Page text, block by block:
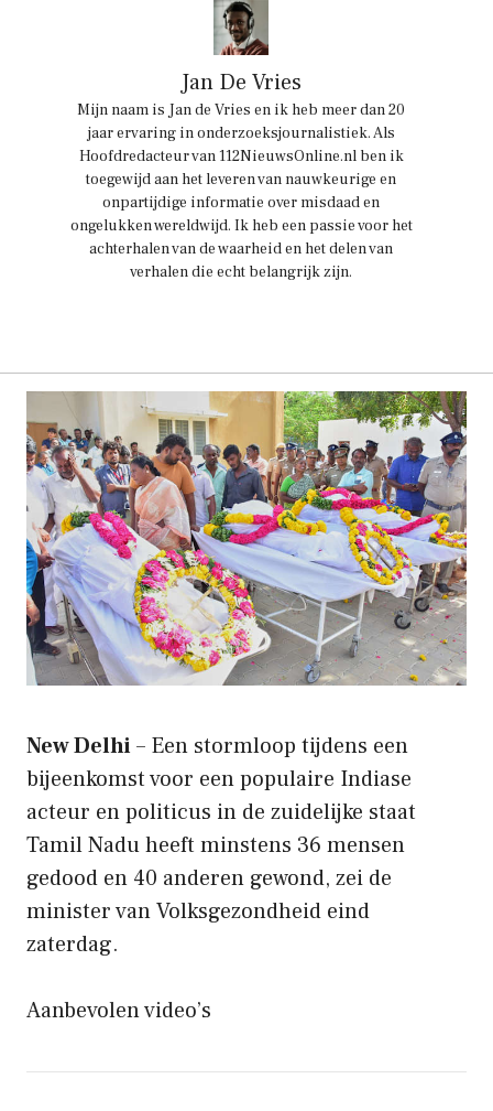
Jan De Vries
Mijn naam is Jan de Vries en ik heb meer dan 20
jaar ervaring in onderzoeksjournalistiek. Als
Hoofdredacteur van 112NieuwsOnline.nl ben ik
toegewijd aan het leveren van nauwkeurige en
onpartijdige informatie over misdaad en
ongelukken wereldwijd. Ik heb een passie voor het
achterhalen van de waarheid en het delen van
verhalen die echt belangrijk zijn.
New Delhi– Een stormloop tijdens een
bijeenkomst voor een populaire Indiase
acteur en politicus in de zuidelijke staat
Tamil Nadu heeft minstens 36 mensen
gedood en 40 anderen gewond, zei de
minister van Volksgezondheid eind
zaterdag.
Aanbevolen video’s